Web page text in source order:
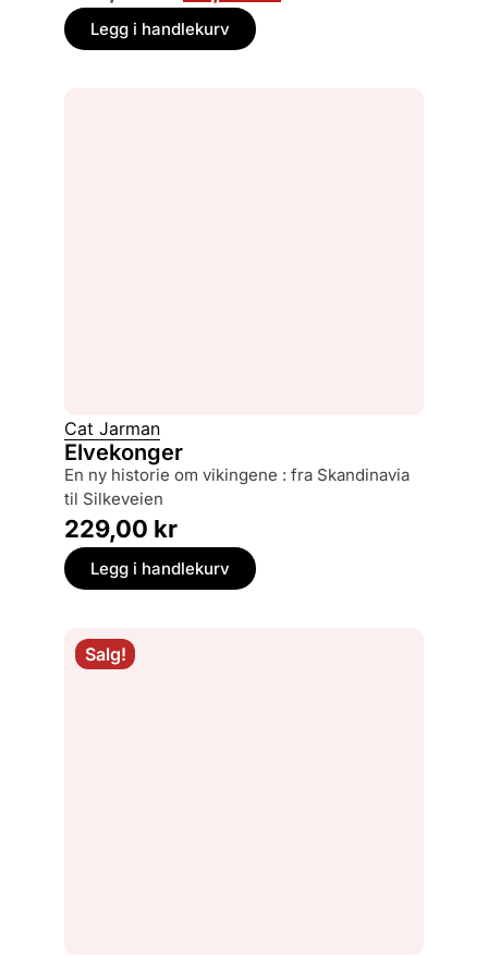
Legg i handlekurv
Cat Jarman
Elvekonger
en ny historie om vikingene : fra Skandinavia
til Silkeveien
229,00 kr
Legg i handlekurv
Salg!